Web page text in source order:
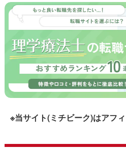
※当サイト(ミチビーク)はアフ